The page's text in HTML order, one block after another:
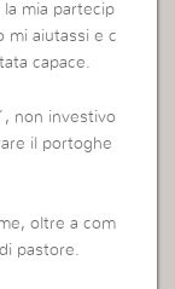
mia partecip
mi aiutassi e c
capace.
non investivo
il portoghe
oltre a com
pastore.